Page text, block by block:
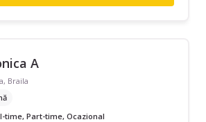
A
Braila
time, Part-time, Ocazional